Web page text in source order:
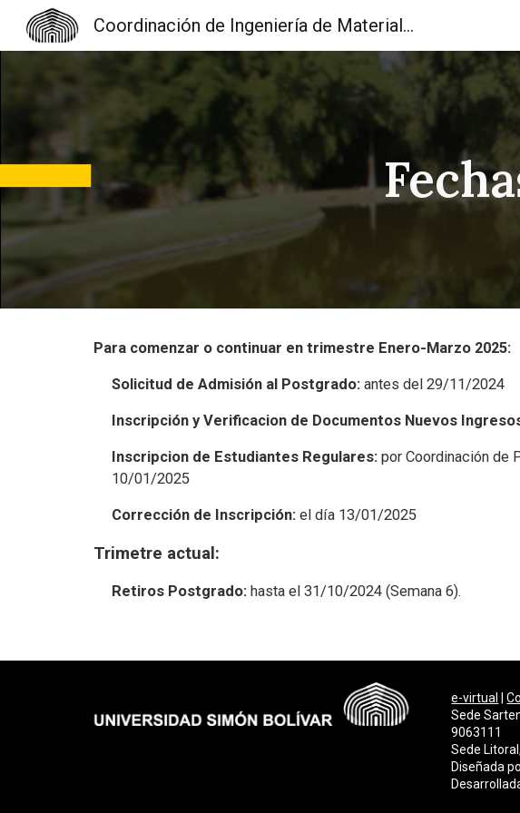
Skip to main content
Coordinación de Ingeniería de Materiales
Para comenzar o continuar en trimestre Enero-Marzo 2025:
Solicitud de Admisión al Postgrado: antes del 29/11/2024
Inscripción y Verificacion de Documentos Nuevos
Inscripcion de Estudiantes Regulares:por Coordinación de
10/01/2025
Corrección de Inscripción:el día 13/01/2025
Trimetre actual:
Retiros Postgrado:hasta el 31/10/2024 (Semana 6).
e-virtual |
Sede
9063111
Sede
Diseñada